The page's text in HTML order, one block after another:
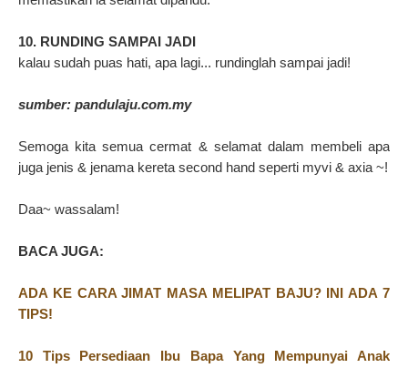
10. RUNDING SAMPAI JADI
kalau sudah puas hati, apa lagi... rundinglah sampai jadi!
sumber: pandulaju.com.my
Semoga kita semua cermat & selamat dalam membeli apa
juga jenis & jenama kereta second hand seperti myvi & axia ~!
Daa~ wassalam!
BACA JUGA:
ADA KE CARA JIMAT MASA MELIPAT BAJU? INI ADA 7
TIPS!
10 Tips Persediaan Ibu Bapa Yang Mempunyai Anak